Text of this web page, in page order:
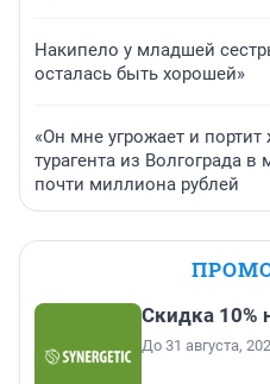
Накипело у младшей
осталась быть хорошей»
«Он мне угрожает и
турагента из Волгограда
почти миллиона рублей
Скидка 10%
До 31 августа,